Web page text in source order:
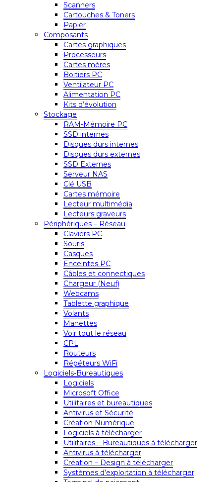
Scanners
Cartouches & Toners
Papier
Composants
Cartes graphiques
Processeurs
Cartes mères
Boitiers PC
Ventilateur PC
Alimentation PC
Kits d’évolution
Stockage
RAM-Mémoire PC
SSD internes
Disques durs internes
Disques durs externes
SSD Externes
Serveur NAS
Clé USB
Cartes mémoire
Lecteur multimédia
Lecteurs graveurs
Périphériques – Réseau
Claviers PC
Souris
Casques
Enceintes PC
Câbles et connectiques
Chargeur (Neuf)
Webcams
Tablette graphique
Volants
Manettes
Voir tout le réseau
CPL
Routeurs
Répéteurs WiFi
Logiciels-Bureautiques
Logiciels
Microsoft Office
Utilitaires et bureautiques
Antivirus et Sécurité
Création Numérique
Logiciels à télécharger
Utilitaires – Bureautiques à télécharger
Antivirus à télécharger
Création – Design à télécharger
Systèmes d’exploitation à télécharger